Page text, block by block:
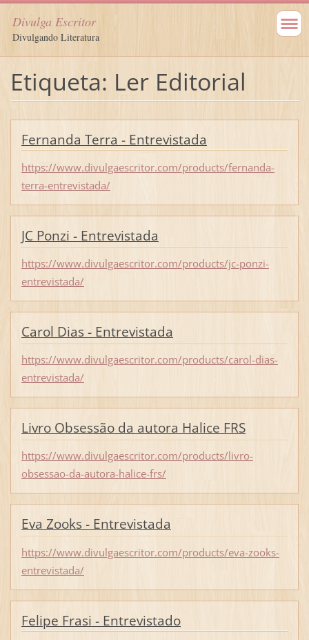
Divulga Escritor
Divulgando Literatura
Etiqueta: Ler Editorial
Fernanda Terra - Entrevistada
https://www.divulgaescritor.com/products/fernanda-
terra-entrevistada/
JC Ponzi - Entrevistada
https://www.divulgaescritor.com/products/jc-ponzi-
entrevistada/
Carol Dias - Entrevistada
https://www.divulgaescritor.com/products/carol-dias-
entrevistada/
Livro Obsessão da autora Halice FRS
https://www.divulgaescritor.com/products/livro-
obsessao-da-autora-halice-frs/
Eva Zooks - Entrevistada
https://www.divulgaescritor.com/products/eva-zooks-
entrevistada/
Felipe Frasi - Entrevistado